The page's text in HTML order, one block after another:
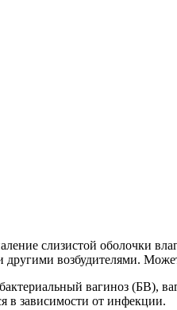
слизистой оболочки
возбудителями.
вагиноз
в зависимости от инфекции.